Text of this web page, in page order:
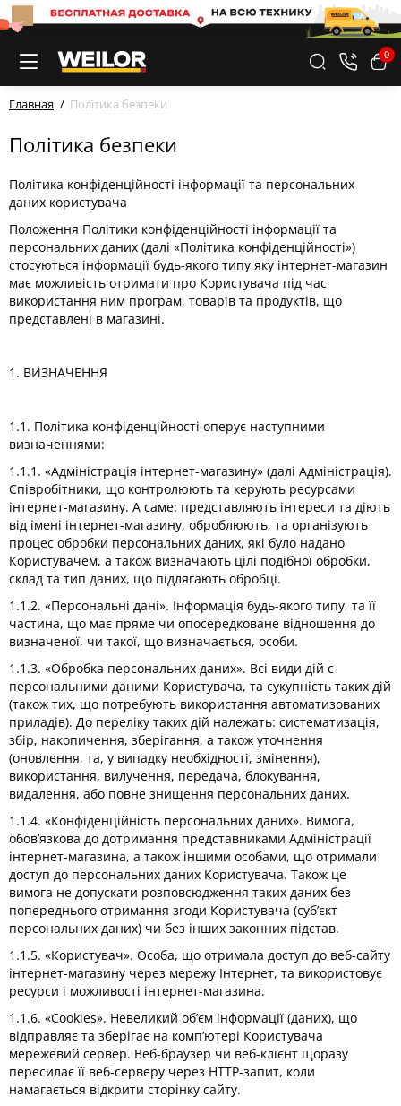
0
Главная Політика безпеки
Політика безпеки
Політика конфіденційності інформації та персональних
даних користувача
Положення Політики конфіденційності інформації та
персональних даних (далі «Політика конфіденційності»)
стосуються інформації будь-якого типу яку інтернет-магазин
має можливість отримати про Користувача під час
використання ним програм, товарів та продуктів, що
представлені в магазині.
1. ВИЗНАЧЕННЯ
1.1. Політика конфіденційності оперує наступними
визначеннями:
1.1.1. «Адміністрація інтернет-магазину» (далі Адміністрація).
Співробітники, що контролюють та керують ресурсами
інтернет-магазину. А саме: представляють інтереси та діють
від імені інтернет-магазину, оброблюють, та організують
процес обробки персональних даних, які було надано
Користувачем, а також визначають цілі подібної обробки,
склад та тип даних, що підлягають обробці.
1.1.2. «Персональні дані». Інформація будь-якого типу, та її
частина, що має пряме чи опосередковане відношення до
визначеної, чи такої, що визначається, особи.
1.1.3. «Обробка персональних даних». Всі види дій с
персональними даними Користувача, та сукупність таких дій
(також тих, що потребують використання автоматизованих
приладів). До переліку таких дій належать: систематизація,
збір, накопичення, зберігання, а також уточнення
(оновлення, та, у випадку необхідності, змінення),
використання, вилучення, передача, блокування,
видалення, або повне знищення персональних даних.
1.1.4. «Конфіденційність персональних даних». Вимога,
обов’язкова до дотримання представниками Адміністрації
інтернет-магазина, а також іншими особами, що отримали
доступ до персональних даних Користувача. Також це
вимога не допускати розповсюдження таких даних без
попереднього отримання згоди Користувача (суб’єкт
персональних даних) чи без інших законних підстав.
1.1.5. «Користувач». Особа, що отримала доступ до веб-сайту
інтернет-магазину через мережу Інтернет, та використовує
ресурси і можливості інтернет-магазина.
1.1.6. «Cookies». Невеликий об’єм інформації (даних), що
відправляє та зберігає на комп’ютері Користувача
мережевий сервер. Веб-браузер чи веб-клієнт щоразу
пересилає її веб-серверу через HTTP-запит, коли
намагається відкрити сторінку сайту.